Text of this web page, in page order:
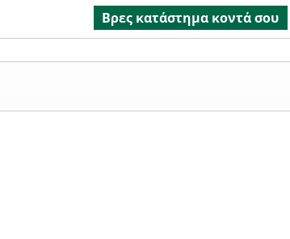
Βρες κατάστημα κοντά σου